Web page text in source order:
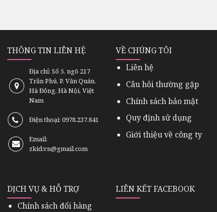
THÔNG TIN LIÊN HỆ
Địa chỉ: Số 5, ngõ 217
Trần Phú, P. Văn Quán,
Hà Đông, Hà Nội, Việt
Nam
Điện thoại: 0978.237.841
Email:
zkid.vn@gmail.com
VỀ CHÚNG TÔI
Liên hệ
Câu hỏi thường gặp
Chính sách bảo mật
Quy định sử dụng
Giới thiệu về công ty
DỊCH VỤ & HỖ TRỢ
Chính sách đổi hàng
LIÊN KẾT FACEBOOK